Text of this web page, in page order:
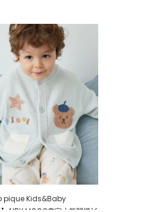
pique Kids&Baby